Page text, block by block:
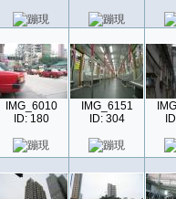
IMG_6010
ID: 180
IMG_6151
ID: 304